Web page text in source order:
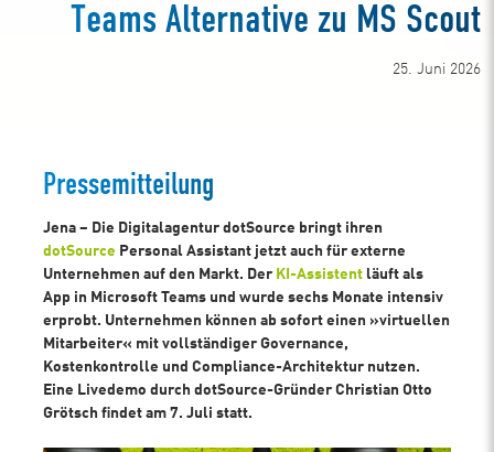
Teams Alternative zu MS Scout
25. Juni 2026
Pressemitteilung
Jena – Die Digitalagentur dotSource bringt ihren
dotSource Personal Assistant jetzt auch für externe
Unternehmen auf den Markt. Der KI-Assistent läuft als
App in Microsoft Teams und wurde sechs Monate intensiv
erprobt. Unternehmen können ab sofort einen »virtuellen
Mitarbeiter« mit vollständiger Governance,
Kostenkontrolle und Compliance-Architektur nutzen.
Eine Livedemo durch dotSource-Gründer Christian Otto
Grötsch findet am 7. Juli statt.